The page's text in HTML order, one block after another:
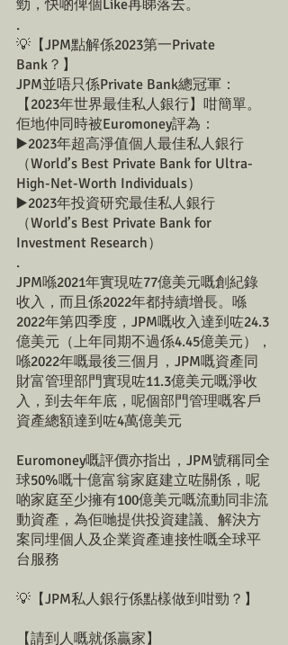
勁，快啲俾個Like再睇落去。
.
💡【JPM點解係2023第一Private
Bank？】
JPM並唔只係Private Bank總冠軍：
【2023年世界最佳私人銀行】咁簡單。
佢地仲同時被Euromoney評為：
▶️2023年超高淨值個人最佳私人銀行
（World’s Best Private Bank for Ultra-
High-Net-Worth Individuals）
▶️2023年投資研究最佳私人銀行
（World’s Best Private Bank for
Investment Research）
.
JPM喺2021年實現咗77億美元嘅創紀錄
收入，而且係2022年都持續增長。喺
2022年第四季度，JPM嘅收入達到咗24.3
億美元（上年同期不過係4.45億美元），
喺2022年嘅最後三個月，JPM嘅資產同
財富管理部門實現咗11.3億美元嘅淨收
入，到去年年底，呢個部門管理嘅客戶
資產總額達到咗4萬億美元
Euromoney嘅評價亦指出，JPM號稱同全
球50%嘅十億富翁家庭建立咗關係，呢
啲家庭至少擁有100億美元嘅流動同非流
動資產，為佢哋提供投資建議、解決方
案同埋個人及企業資產連接性嘅全球平
台服務
💡【JPM私人銀行係點樣做到咁勁？】
【請到人嘅就係贏家】